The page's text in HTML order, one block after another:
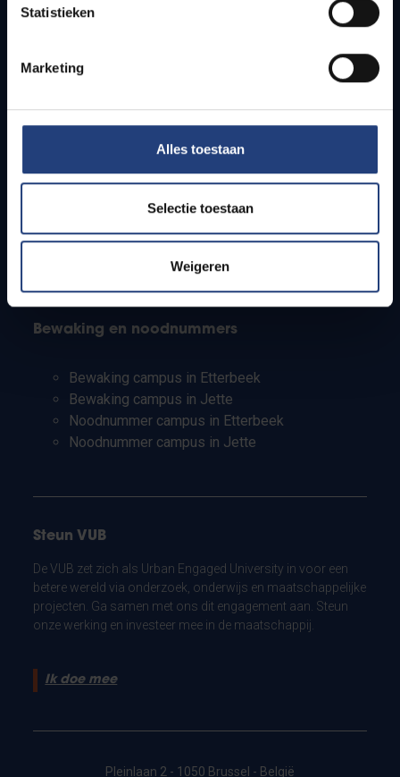
Statistieken
Marketing
Alles toestaan
Selectie toestaan
Weigeren
Bereikbaarheid
Studenten
PhD-studenten
Leerkrachten en secundaire scholen
Bewaking en noodnummers
Bewaking campus in Etterbeek
Bewaking campus in Jette
Noodnummer campus in Etterbeek
Noodnummer campus in Jette
Steun VUB
De VUB zet zich als Urban Engaged University in voor een
betere wereld via onderzoek, onderwijs en maatschappelijke
projecten. Ga samen met ons dit engagement aan. Steun
onze werking en investeer mee in de maatschappij.
Ik doe mee
Pleinlaan 2 - 1050 Brussel - België